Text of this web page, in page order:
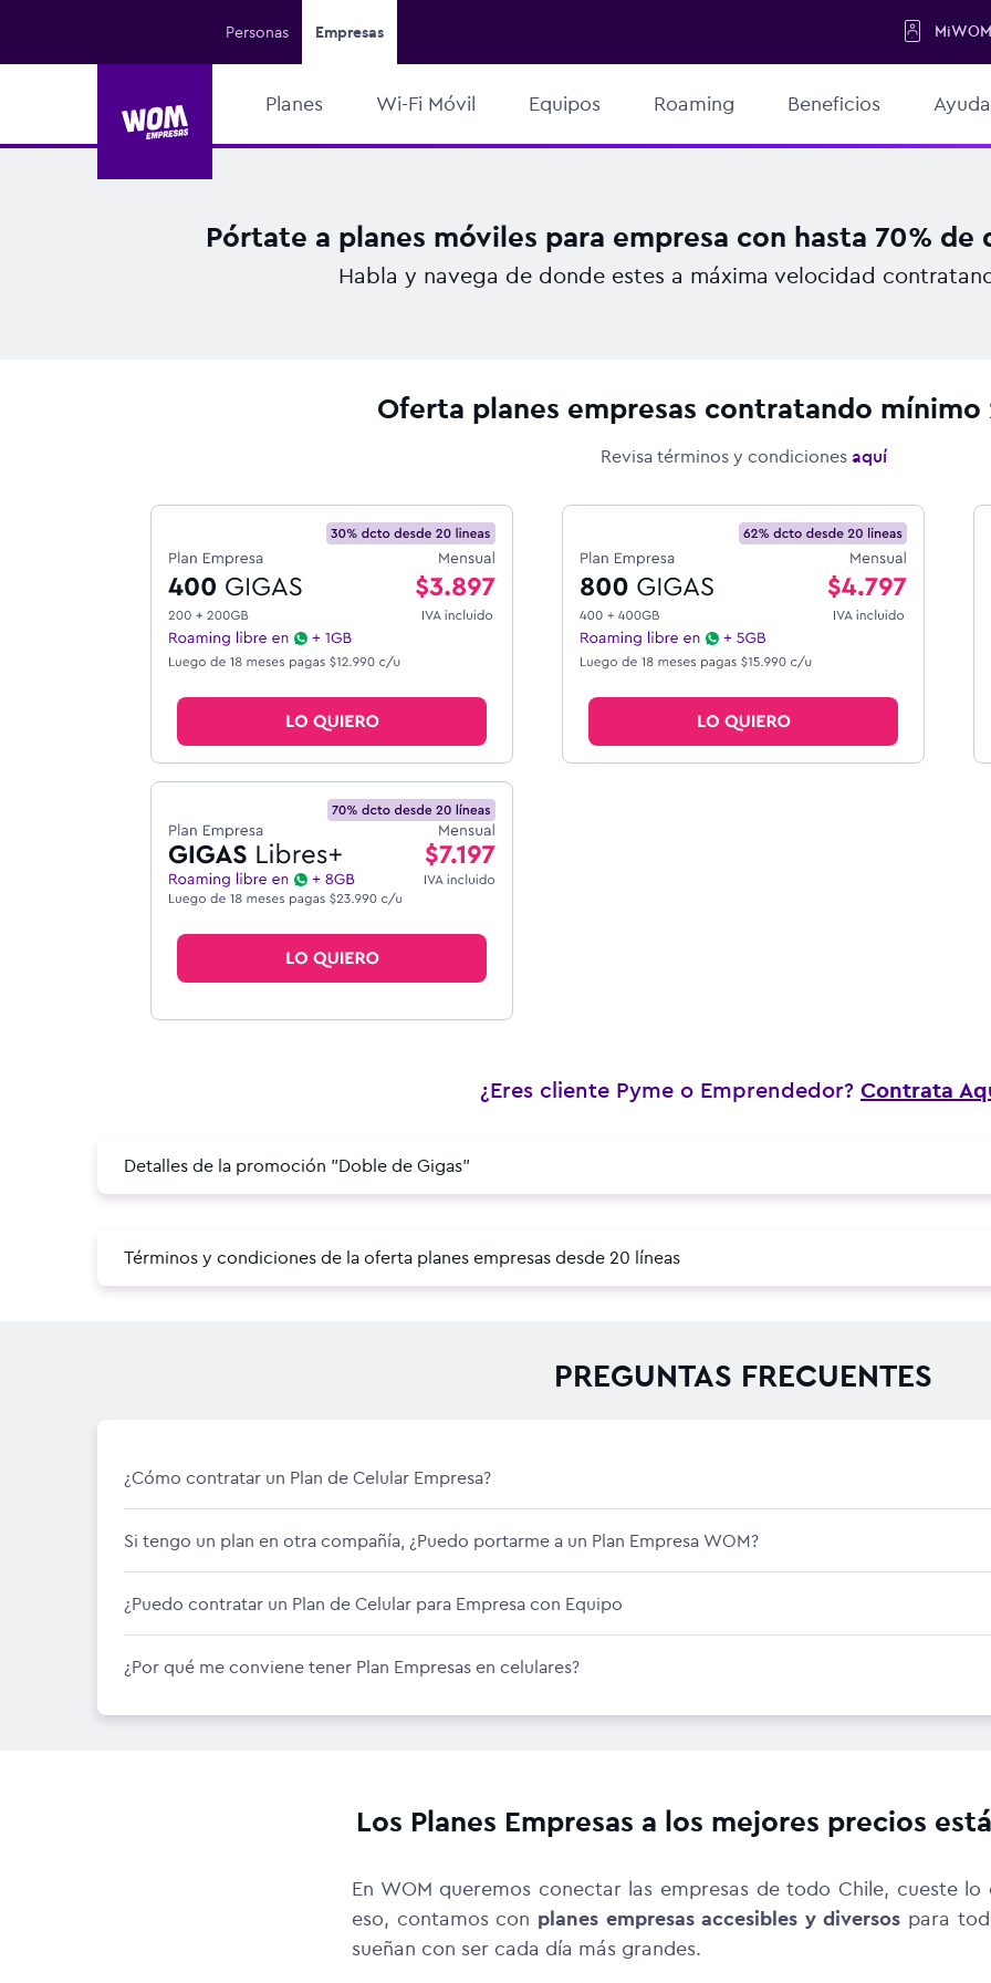
Personas Empresas
Planes Wi-Fi Móvil Equipos Roaming Beneficios Ayuda
MiWOM
Pórtate a planes móviles para empresa con hasta 70% de
Habla y navega de donde estes a máxima velocidad
Oferta planes empresas contratando mínimo
Revisa términos y condiciones aquí
¿Eres cliente Pyme o Emprendedor? Contrata
Detalles de la promoción "Doble de Gigas"
Términos y condiciones de la oferta planes empresas desde 20 líneas
PREGUNTAS FRECUENTES
¿Cómo contratar un Plan de Celular Empresa?
Si tengo un plan en otra compañía, ¿Puedo portarme a un Plan Empresa WOM?
¿Puedo contratar un Plan de Celular para Empresa con Equipo
¿Por qué me conviene tener Plan Empresas en celulares?
Los Planes Empresas a los mejores precios
En WOM queremos conectar las empresas de todo Chile, cueste lo
eso, contamos con planes empresas accesibles y diversos para
sueñan con ser cada día más grandes.